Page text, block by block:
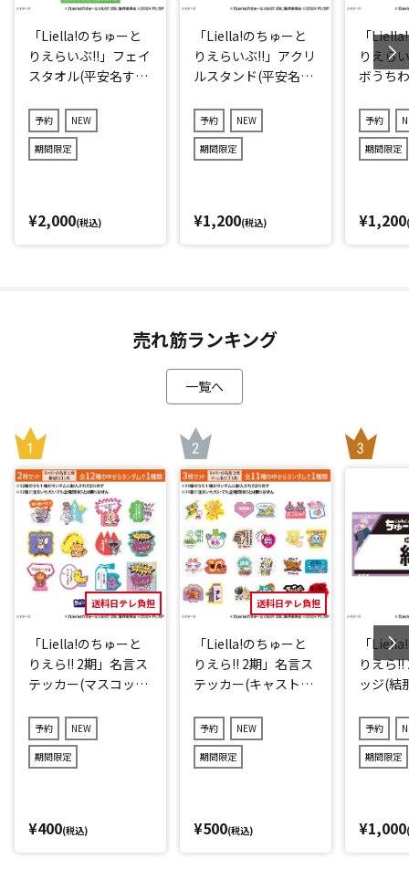
「Liella!のちゅーと
りえらいぶ!!」フェイ
スタオル(平安名すみ
予約 NEW
期間限定
¥2,000(税込)
「Liella!のちゅーと
りえらいぶ!!」アクリ
ルスタンド(平安名す
予約 NEW
期間限定
¥1,200(税込)
「
りえら
ボうち
予約
期間限定
¥1,200
売れ筋ランキング
一覧へ
送料日テレ負担
「Liella!のちゅーと
りえら!! 2期」名言ス
テッカー(マスコット
(ランダム12種)
予約 NEW
期間限定
¥400(税込)
送料日テレ負担
「Liella!のちゅーと
りえら!! 2期」名言ス
テッカー(キャストve
ム11種)
予約 NEW
期間限定
¥500(税込)
「
りえら
ッジ(結
予約
期間限定
¥1,000